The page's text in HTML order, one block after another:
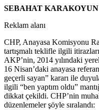
SEBAHAT
Reklam alanı
CHP, Anayasa Komisyonu
tartışmalı teklifle ilgili
AKP’nin, 2014 yılındaki
16 Nisan’daki anayasa
geçerli sayan” kararı ile
ilgili “ben yaptım oldu”
dikkat çekildi. CHP’nin
düzenlemeler şöyle sıralandı: